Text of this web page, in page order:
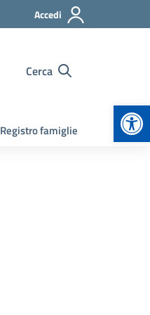
Accedi
Cerca
Registro famiglie